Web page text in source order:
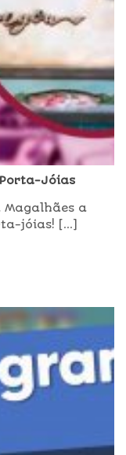
Jóias
Magalhães a
jóias! [...]